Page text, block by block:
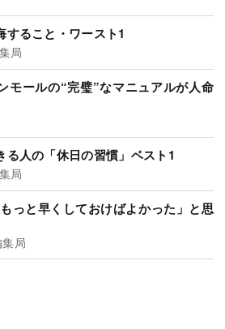
すること・ワースト1
局
モールの“完璧”なマニュアルが人命
る人の「休日の習慣」ベスト1
局
っと早くしておけばよかった」と思
局